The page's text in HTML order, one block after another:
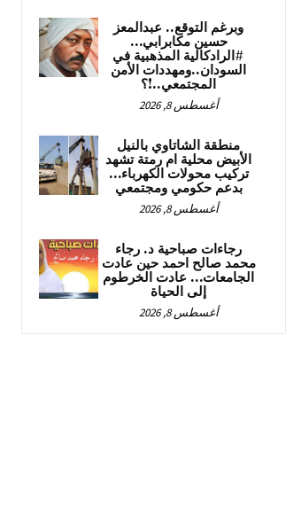
وبرغم التوقع.. عبدالمعز
حسين مكابرابي…
#الرادكالية المذهبية في
السودان..ومهددات الأمن
المجتمعي..!؟
أغسطس 8, 2026
منطقة الشاتاوي بالنيل
الأبيض محلية ام رمتة تشهد
تركيب محولات الكهرباء…
بدعم حكومي ومجتمعي
أغسطس 8, 2026
رجاءات صباحية د. رجاء
محمد صالح احمد حين عادت
الجامعات… عادت الخرطوم
إلى الحياة
أغسطس 8, 2026